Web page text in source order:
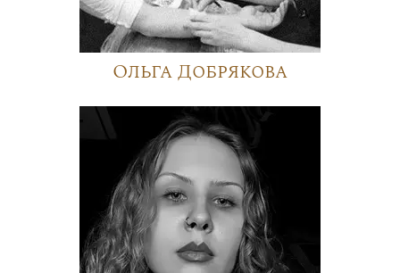
Ольга Добрякова